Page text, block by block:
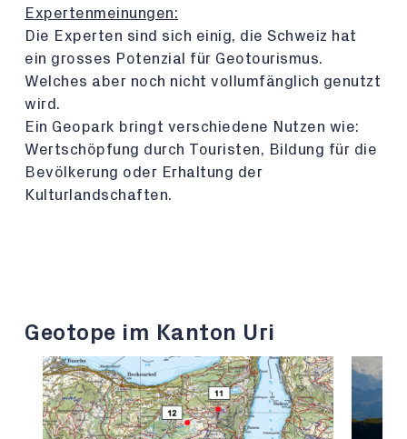
Expertenmeinungen:
Die Experten sind sich einig, die Schweiz hat
ein grosses Potenzial für Geotourismus.
Welches aber noch nicht vollumfänglich genutzt
wird.
Ein Geopark bringt verschiedene Nutzen wie:
Wertschöpfung durch Touristen, Bildung für die
Bevölkerung oder Erhaltung der
Kulturlandschaften.
Geotope im Kanton Uri